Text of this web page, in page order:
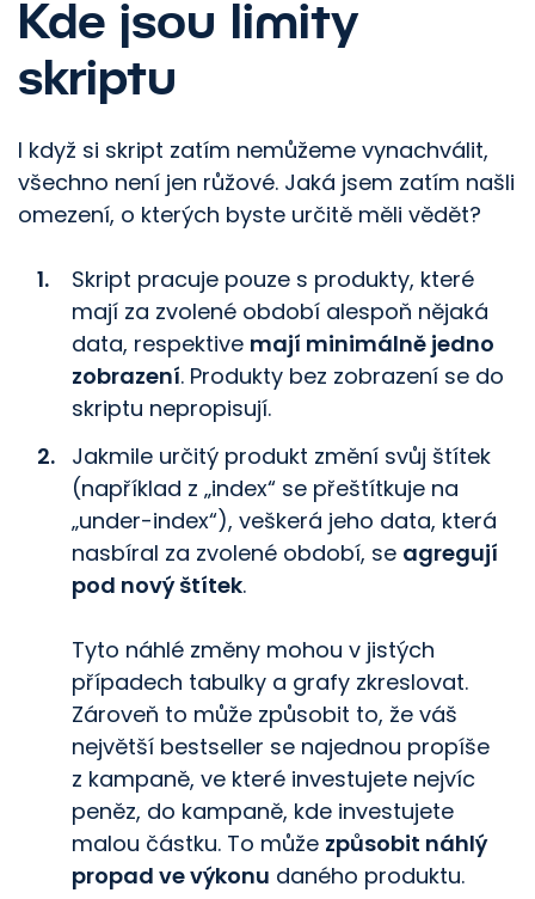
Kde jsou limity
skriptu
I když si skript zatím nemůžeme vynachválit,
všechno není jen růžové. Jaká jsem zatím našli
omezení, o kterých byste určitě měli vědět?
Skript pracuje pouze s produkty, které
mají za zvolené období alespoň nějaká
data, respektive mají minimálně jedno
zobrazení. Produkty bez zobrazení se do
skriptu nepropisují.
Jakmile určitý produkt změní svůj štítek
(například z „index“ se přeštítkuje na
„under-index“), veškerá jeho data, která
nasbíral za zvolené období, se agregují
pod nový štítek.
Tyto náhlé změny mohou v jistých
případech tabulky a grafy zkreslovat.
Zároveň to může způsobit to, že váš
největší bestseller se najednou propíše
z kampaně, ve které investujete nejvíc
peněz, do kampaně, kde investujete
malou částku. To může způsobit náhlý
propad ve výkonu daného produktu.